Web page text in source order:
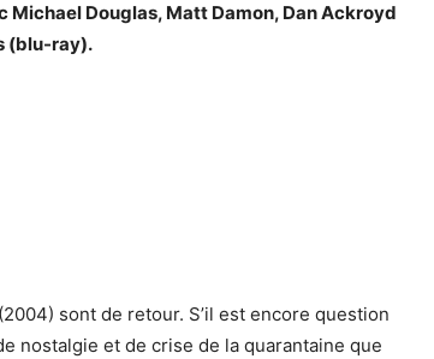
Douglas, Matt Damon, Dan Ackroyd
(blu-ray).
sont de retour. S’il est encore question
nostalgie et de crise de la quarantaine que